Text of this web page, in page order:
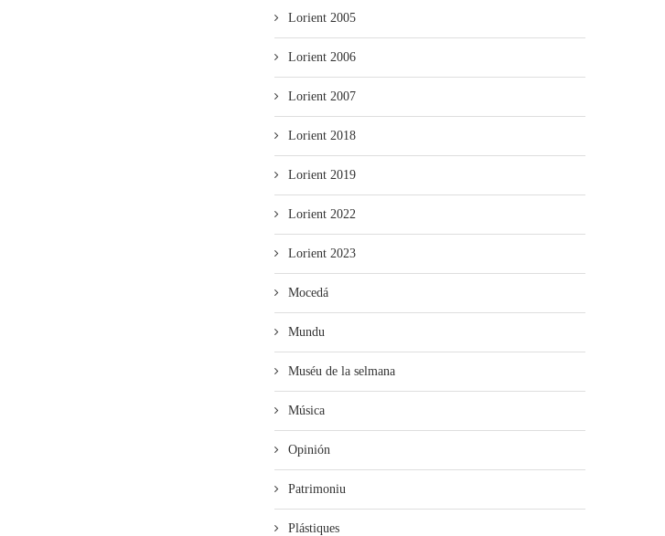
Lorient 2005
Lorient 2006
Lorient 2007
Lorient 2018
Lorient 2019
Lorient 2022
Lorient 2023
Mocedá
Mundu
Muséu de la selmana
Música
Opinión
Patrimoniu
Plástiques